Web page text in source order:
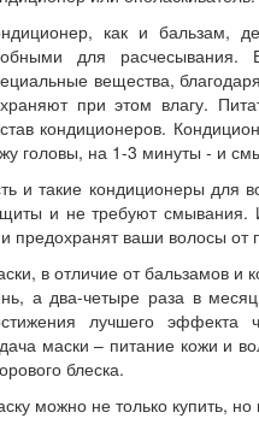
как и бальзам,
для расчесывания.
вещества,
при этом влагу.
кондиционеров.
головы, на 1-3 минуты - и
и такие кондиционеры для
и не требуют смывания.
предохранят ваши волосы
в отличие от бальзамов и
а два-четыре раза в
лучшего эффекта
маски – питание кожи и
блеска.
можно не только купить, но